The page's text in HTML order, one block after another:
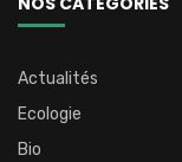
Actualités
Ecologie
Bio